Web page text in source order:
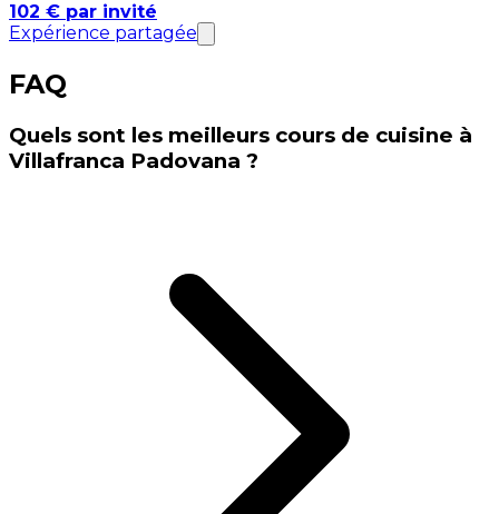
102 € par invité
Expérience partagée
FAQ
Quels sont les meilleurs cours de cuisine à
Villafranca Padovana ?